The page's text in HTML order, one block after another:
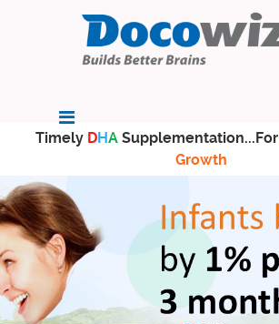
Timely DHA Supplementation...For
Growth